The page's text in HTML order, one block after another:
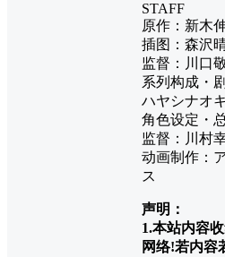
STAFF
原作：新木
插图：森沢
监督：川口
系列构成・
ハヤシナオキ
角色设定・
监督：川村
动画制作：
ス
声明：
1.本站内容
网络!若内容